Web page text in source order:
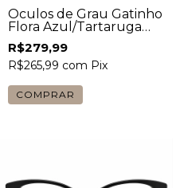
Óculos de Grau Gatinho
Flora Azul/Tartaruga
Feminino
R$279,99
R$265,99 com Pix